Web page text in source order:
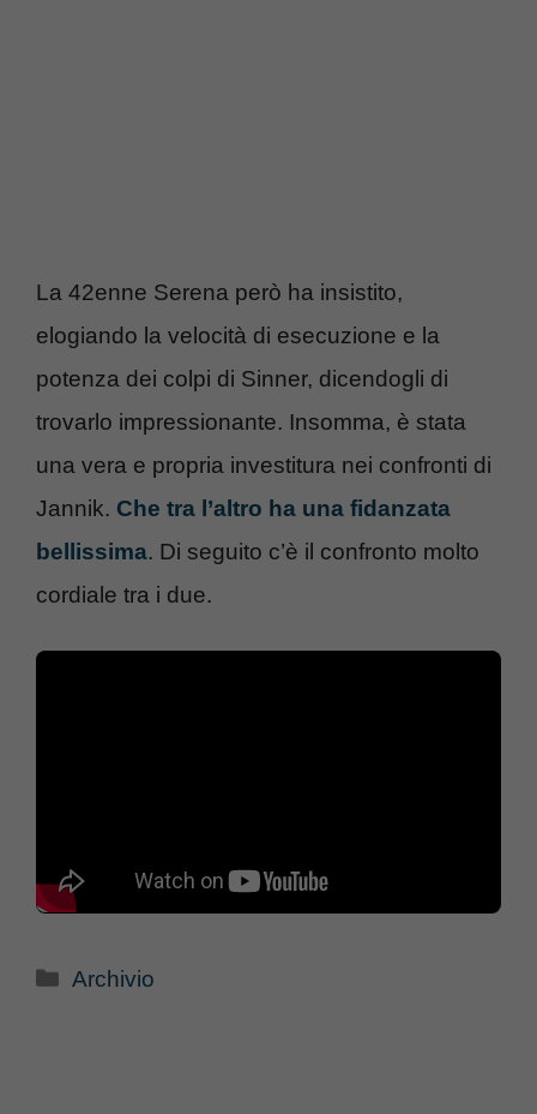
La 42enne Serena però ha insistito,
elogiando la velocità di esecuzione e la
potenza dei colpi di Sinner, dicendogli di
trovarlo impressionante. Insomma, è stata
una vera e propria investitura nei confronti di
Jannik. Che tra l’altro ha una fidanzata
bellissima. Di seguito c’è il confronto molto
cordiale tra i due.
Categorie
Archivio